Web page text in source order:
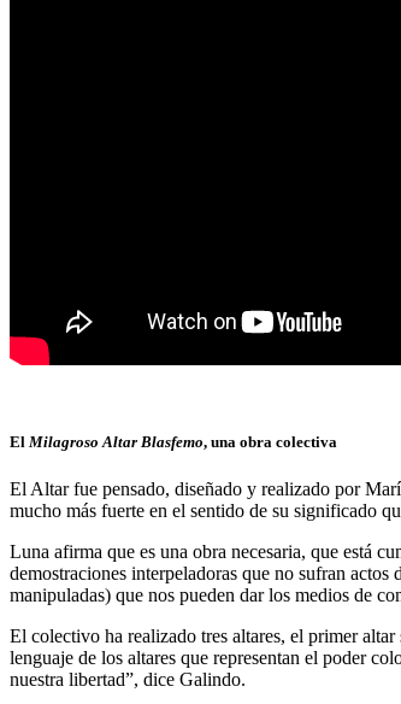
El Milagroso Altar Blasfemo, una obra colectiva
El Altar fue pensado, diseñado y realizado por
mucho más fuerte en el sentido de su significado
Luna afirma que es una obra necesaria, que está
demostraciones interpeladoras que no sufran
manipuladas) que nos pueden dar los medios de
El colectivo ha realizado tres altares, el primer
lenguaje de los altares que representan el poder
nuestra libertad”, dice Galindo.